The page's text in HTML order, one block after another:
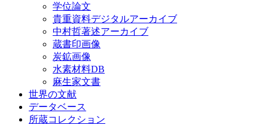
学位論文
貴重資料デジタルアーカイブ
中村哲著述アーカイブ
蔵書印画像
炭鉱画像
水素材料DB
麻生家文書
世界の文献
データベース
所蔵コレクション